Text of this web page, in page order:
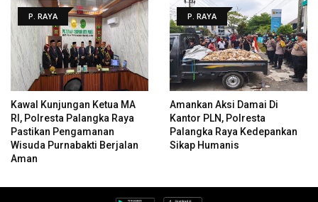
P. RAYA
Kawal Kunjungan Ketua MA
RI, Polresta Palangka Raya
Pastikan Pengamanan
Wisuda Purnabakti Berjalan
Aman
P. RAYA
Amankan Aksi Damai Di
Kantor PLN, Polresta
Palangka Raya Kedepankan
Sikap Humanis